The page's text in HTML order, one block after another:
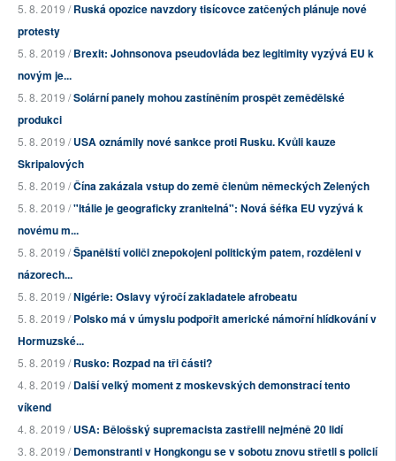
5. 8. 2019 /Ruská opozice navzdory tisícovce zatčených plánuje nové
protesty
5. 8. 2019 /Brexit: Johnsonova pseudovláda bez legitimity vyzývá EU k
novým je...
5. 8. 2019 /Solární panely mohou zastíněním prospět zemědělské
produkci
5. 8. 2019 /USA oznámily nové sankce proti Rusku. Kvůli kauze
Skripalových
5. 8. 2019 /Čína zakázala vstup do země členům německých Zelených
5. 8. 2019 /"Itálie je geograficky zranitelná": Nová šéfka EU vyzývá k
novému m...
5. 8. 2019 /Španělští voliči znepokojeni politickým patem, rozděleni v
názorech...
5. 8. 2019 /Nigérie: Oslavy výročí zakladatele afrobeatu
5. 8. 2019 /Polsko má v úmyslu podpořit americké námořní hlídkování v
Hormuzské...
5. 8. 2019 /Rusko: Rozpad na tři části?
4. 8. 2019 /Další velký moment z moskevských demonstrací tento
víkend
4. 8. 2019 /USA: Bělošský supremacista zastřelil nejméně 20 lidí
3. 8. 2019 /Demonstranti v Hongkongu se v sobotu znovu střetli s policií